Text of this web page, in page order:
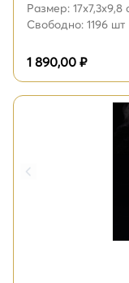
Размер: 17x7,3x9,8
Свободно: 1196 шт
1 890,00 ₽